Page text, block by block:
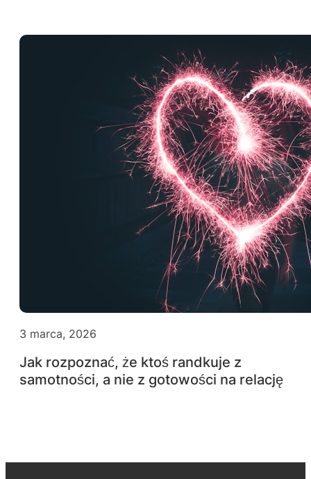
3 marca, 2026
Jak rozpoznać, że ktoś randkuje z
samotności, a nie z gotowości na relację